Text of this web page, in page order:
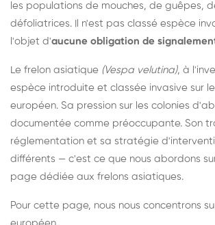
les populations de mouches, de guêpes,
défoliatrices. Il n'est pas classé espèce
l'objet d'aucune obligation de
Le frelon asiatique (Vespa velutina), à
espèce introduite et classée invasive sur
européen. Sa pression sur les colonies
documentée comme préoccupante. Son
réglementation et sa stratégie
différents — c'est ce que nous abordons
page dédiée aux frelons asiatiques.
Pour cette page, nous nous concentrons